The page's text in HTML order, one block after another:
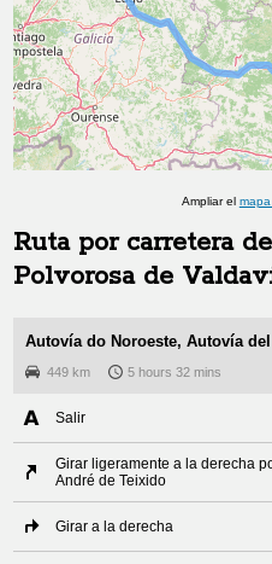
Ampliar el
Ruta por carretera de
Polvorosa de
Autovía do Noroeste, Autovía
449 km 5 hours 32 mins
Salir
Girar ligeramente a la derecha
André de Teixido
Girar a la derecha